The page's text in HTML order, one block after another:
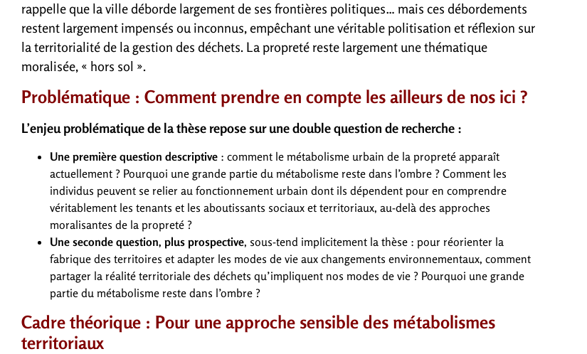
rappelle que la ville déborde largement de ses frontières politiques… mais ces débordements
restent largement impensés ou inconnus, empêchant une véritable politisation et réflexion sur
la territorialité de la gestion des déchets. La propreté reste largement une thématique
moralisée, « hors sol ».
Problématique : Comment prendre en compte les ailleurs de nos ici ?
L’enjeu problématique de la thèse repose sur une double question de recherche :
Une première question descriptive : comment le métabolisme urbain de la propreté apparaît
actuellement ? Pourquoi une grande partie du métabolisme reste dans l’ombre ? Comment les
individus peuvent se relier au fonctionnement urbain dont ils dépendent pour en comprendre
véritablement les tenants et les aboutissants sociaux et territoriaux, au-delà des approches
moralisantes de la propreté ?
Une seconde question, plus prospective, sous-tend implicitement la thèse : pour réorienter la
fabrique des territoires et adapter les modes de vie aux changements environnementaux, comment
partager la réalité territoriale des déchets qu’impliquent nos modes de vie ? Pourquoi une grande
partie du métabolisme reste dans l’ombre ?
Cadre théorique : Pour une approche sensible des métabolismes
territoriaux